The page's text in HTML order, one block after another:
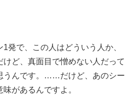
で、この人はどういう人か、
ど、真面目で憎めない人だって
うんです。……だけど、あのシー
があるんですよ。